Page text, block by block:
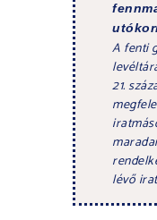
A fenti
21.
lévő